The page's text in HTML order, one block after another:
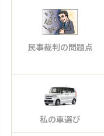
民事裁判の問題点
私の車選び